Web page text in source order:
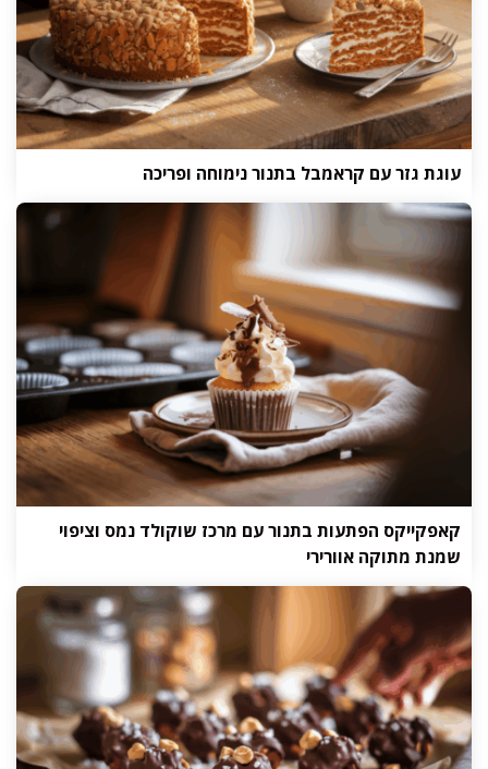
עוגת גזר עם קראמבל בתנור נימוחה ופריכה
קאפקייקס הפתעות בתנור עם מרכז שוקולד נמס וציפוי
שמנת מתוקה אוורירי